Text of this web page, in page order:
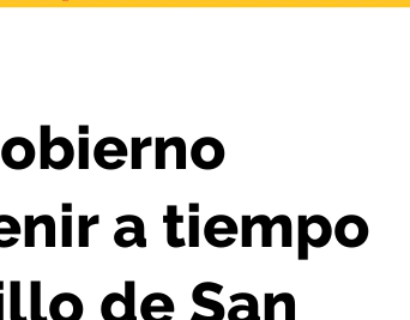
a tiempo
de San